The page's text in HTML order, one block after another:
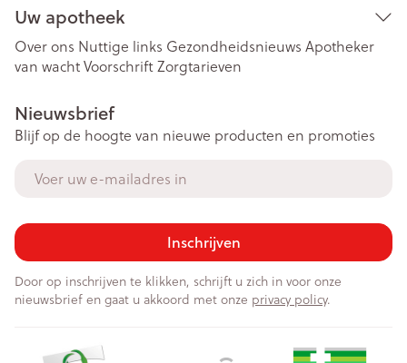
Uw apotheek
Over ons Nuttige links Gezondheidsnieuws Apotheker
van wachtVoorschriftZorgtarieven
Nieuwsbrief
Blijf op de hoogte van nieuwe producten en promoties
Inschrijven
Door op inschrijven te klikken, schrijft u zich in voor onze
nieuwsbrief en gaat u akkoord met onze privacy policy.